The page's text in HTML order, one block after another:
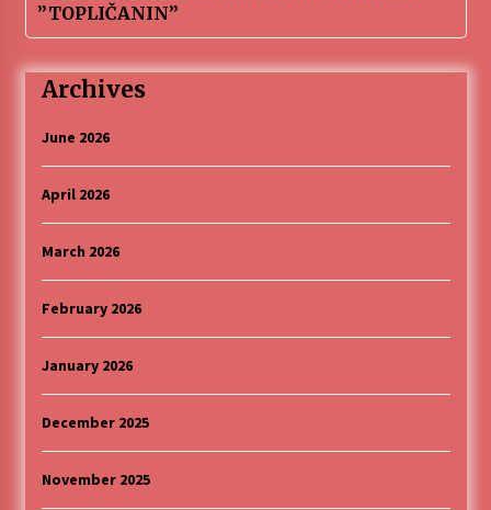
”TOPLIČANIN”
Archives
June 2026
April 2026
March 2026
February 2026
January 2026
December 2025
November 2025